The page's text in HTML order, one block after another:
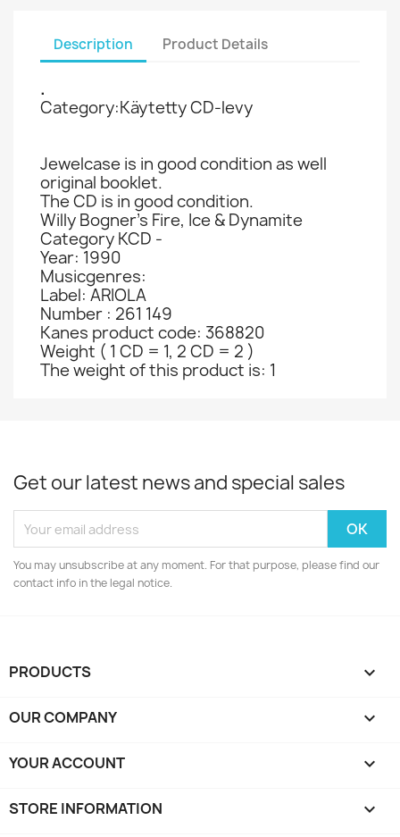
Description Product Details
.
Category:Käytetty CD-levy
Jewelcase is in good condition as well
original booklet.
The CD is in good condition.
Willy Bogner's Fire, Ice & Dynamite
Category KCD -
Year: 1990
Musicgenres:
Label: ARIOLA
Number : 261 149
Kanes product code: 368820
Weight ( 1 CD = 1, 2 CD = 2 )
The weight of this product is: 1
Get our latest news and special sales
You may unsubscribe at any moment. For that purpose, please find our
contact info in the legal notice.
PRODUCTS 
OUR COMPANY 
YOUR ACCOUNT 
STORE INFORMATION keyboard_arrow_down